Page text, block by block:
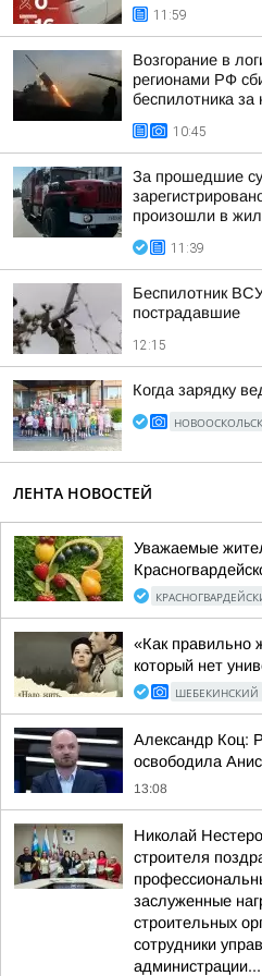
11:59
Возгорание в
регионами РФ
беспилотника за
10:45
За прошедшие
произошли в
11:39
Беспилотник
пострадавшие
12:15
Когда зарядку
ЛЕНТА НОВОСТЕЙ
Уважаемые
«Как правильно
который нет
ШЕБЕКИНСКИЙ
Александр Коц:
освободила
13:08
Николай
строителя
заслуженные
строительных
сотрудники
администрации...